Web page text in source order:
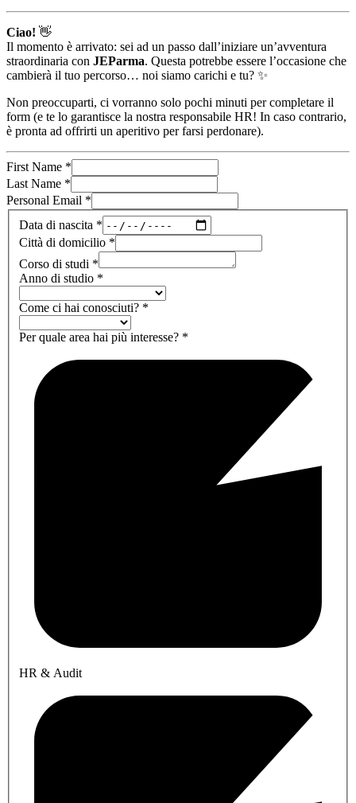
Ciao! 👋
Il momento è arrivato: sei ad un passo dall’iniziare un’avventura
straordinaria con JEParma. Questa potrebbe essere l’occasione che
cambierà il tuo percorso… noi siamo carichi e tu? ✨
Non preoccuparti, ci vorranno solo pochi minuti per completare il
form (e te lo garantisce la nostra responsabile HR! In caso contrario,
è pronta ad offrirti un aperitivo per farsi perdonare).
First Name *
Last Name *
Personal Email *
Data di nascita *
Città di domicilio *
Corso di studi *
Anno di studio *
Come ci hai conosciuti? *
Per quale area hai più interesse? *
HR & Audit